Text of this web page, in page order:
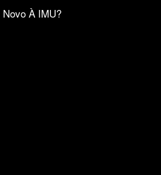
Novo À IMU?